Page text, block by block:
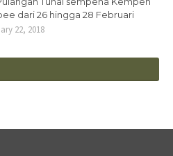
dari 26 hingga 28 Februari
22, 2018